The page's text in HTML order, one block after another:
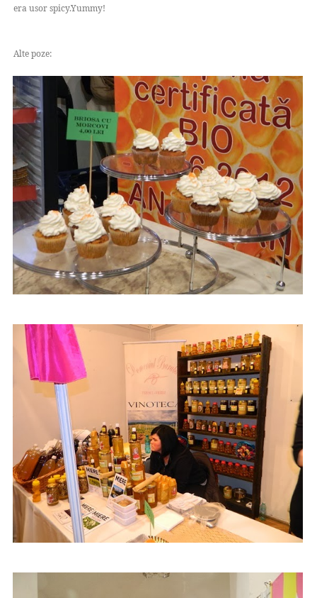
era usor spicy.Yummy!
Alte poze: